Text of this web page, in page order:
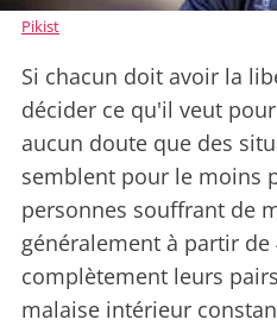
Pikist
Si chacun doit avoir la
décider ce qu'il veut
aucun doute que des
semblent pour le moins
personnes souffrant de
généralement à partir de
complètement leurs
malaise intérieur